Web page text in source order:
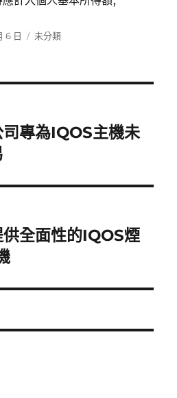
6 日
分
未分類
專為IQOS主機未
全面性的IQOS煙